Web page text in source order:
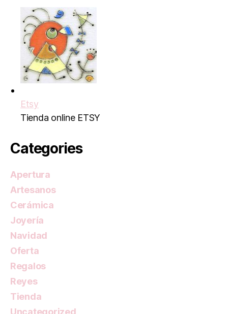
Etsy
Tienda online ETSY
Categories
Apertura
Artesanos
Cerámica
Joyería
Navidad
Oferta
Regalos
Reyes
Tienda